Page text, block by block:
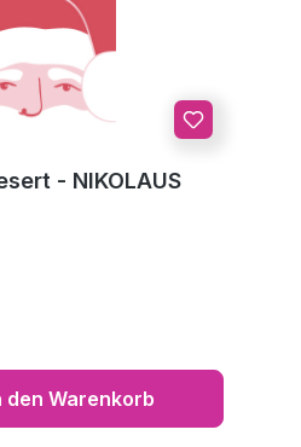
- NIKOLAUS
den Warenkorb